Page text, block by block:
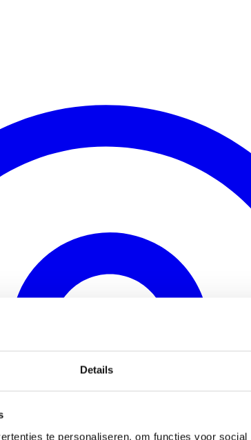
Details
te personaliseren, om functies voor